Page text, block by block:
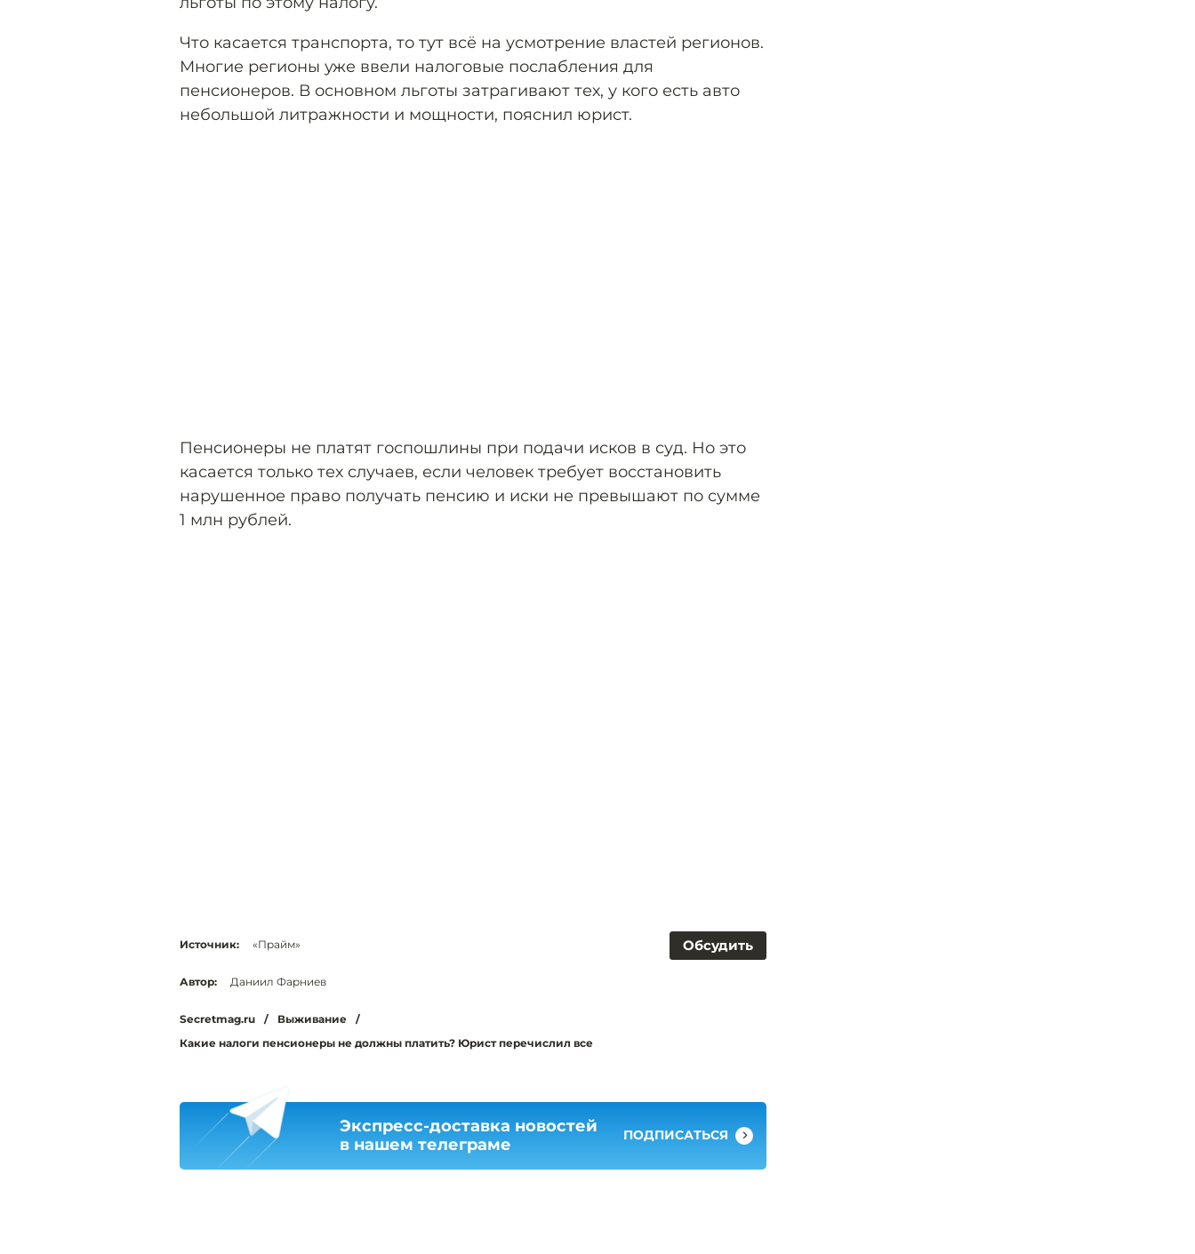
Что касается транспорта, то тут всё на усмотрение властей регионов.
Многие регионы уже ввели налоговые послабления для
пенсионеров. В основном льготы затрагивают тех, у кого есть авто
небольшой литражности и мощности, пояснил юрист.
Пенсионеры не платят госпошлины при подачи исков в суд. Но это
касается только тех случаев, если человек требует восстановить
нарушенное право получать пенсию и иски не превышают по сумме
1 млн рублей.
Обсудить
Источник: «Прайм»
Автор: Даниил Фарниев
Secretmag.ru / Выживание
/
Какие налоги пенсионеры не должны платить? Юрист перечислил все
Экспресс-доставка новостей
в нашем телеграме
ПОДПИСАТЬСЯ